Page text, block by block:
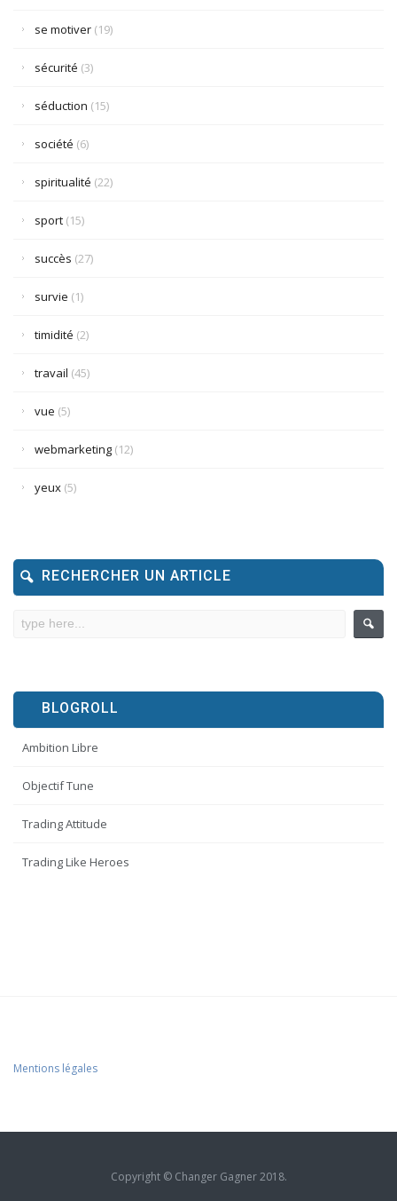
se motiver (19)
sécurité (3)
séduction (15)
société (6)
spiritualité (22)
sport (15)
succès (27)
survie (1)
timidité (2)
travail (45)
vue (5)
webmarketing (12)
yeux (5)
RECHERCHER UN ARTICLE
BLOGROLL
Ambition Libre
Objectif Tune
Trading Attitude
Trading Like Heroes
Mentions légales
Copyright © Changer Gagner 2018.